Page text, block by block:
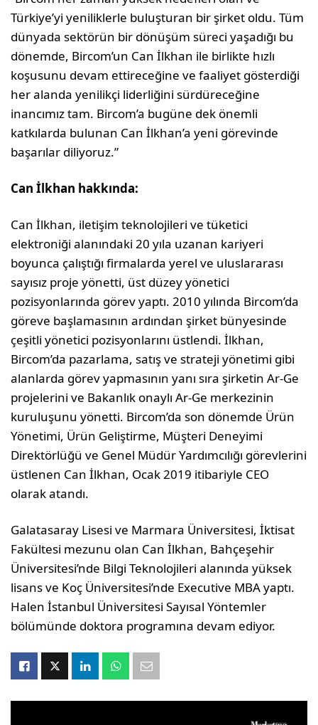
Türkiye’yi yeniliklerle buluşturan bir şirket oldu. Tüm
dünyada sektörün bir dönüşüm süreci yaşadığı bu
dönemde, Bircom’un Can İlkhan ile birlikte hızlı
koşusunu devam ettireceğine ve faaliyet gösterdiği
her alanda yenilikçi liderliğini sürdüreceğine
inancımız tam. Bircom’a bugüne dek önemli
katkılarda bulunan Can İlkhan’a yeni görevinde
başarılar diliyoruz.”
Can İlkhan hakkında:
Can İlkhan, iletişim teknolojileri ve tüketici
elektroniği alanındaki 20 yıla uzanan kariyeri
boyunca çalıştığı firmalarda yerel ve uluslararası
sayısız proje yönetti, üst düzey yönetici
pozisyonlarında görev yaptı. 2010 yılında Bircom’da
göreve başlamasının ardından şirket bünyesinde
çeşitli yönetici pozisyonlarını üstlendi. İlkhan,
Bircom’da pazarlama, satış ve strateji yönetimi gibi
alanlarda görev yapmasının yanı sıra şirketin Ar-Ge
projelerini ve Bakanlık onaylı Ar-Ge merkezinin
kuruluşunu yönetti. Bircom’da son dönemde Ürün
Yönetimi, Ürün Geliştirme, Müşteri Deneyimi
Direktörlüğü ve Genel Müdür Yardımcılığı görevlerini
üstlenen Can İlkhan, Ocak 2019 itibariyle CEO
olarak atandı.
Galatasaray Lisesi ve Marmara Üniversitesi, İktisat
Fakültesi mezunu olan Can İlkhan, Bahçeşehir
Üniversitesi’nde Bilgi Teknolojileri alanında yüksek
lisans ve Koç Üniversitesi’nde Executive MBA yaptı.
Halen İstanbul Üniversitesi Sayısal Yöntemler
bölümünde doktora programına devam ediyor.